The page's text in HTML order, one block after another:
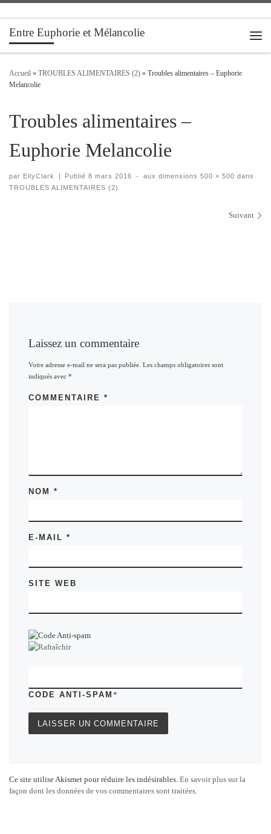
Passer au contenu
Entre Euphorie et Mélancolie
Accueil » TROUBLES ALIMENTAIRES (2) » Troubles alimentaires – Euphorie
Melancolie
Troubles alimentaires –
Euphorie Melancolie
par EllyClark Publié8 mars 2016 - aux dimensions 500 × 500 dans
TROUBLES ALIMENTAIRES (2)
Suivant
Laissez un commentaire
Votre adresse e-mail ne sera pas publiée. Les champs obligatoires sont
indiqués avec*
COMMENTAIRE*
NOM*
E-MAIL*
SITE WEB
CODE ANTI-SPAM*
Ce site utilise Akismet pour réduire les indésirables. En savoir plus sur la
façon dont les données de vos commentaires sont traitées